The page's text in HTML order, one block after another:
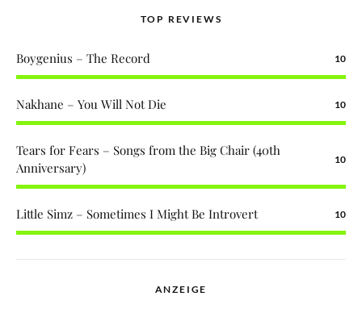
TOP REVIEWS
Boygenius – The Record 10
Nakhane – You Will Not Die 10
Tears for Fears – Songs from the Big Chair (40th
Anniversary)
10
Little Simz – Sometimes I Might Be Introvert 10
ANZEIGE